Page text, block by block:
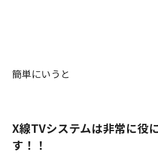
簡単にいうと
X線TVシステムは非常に役
す！！